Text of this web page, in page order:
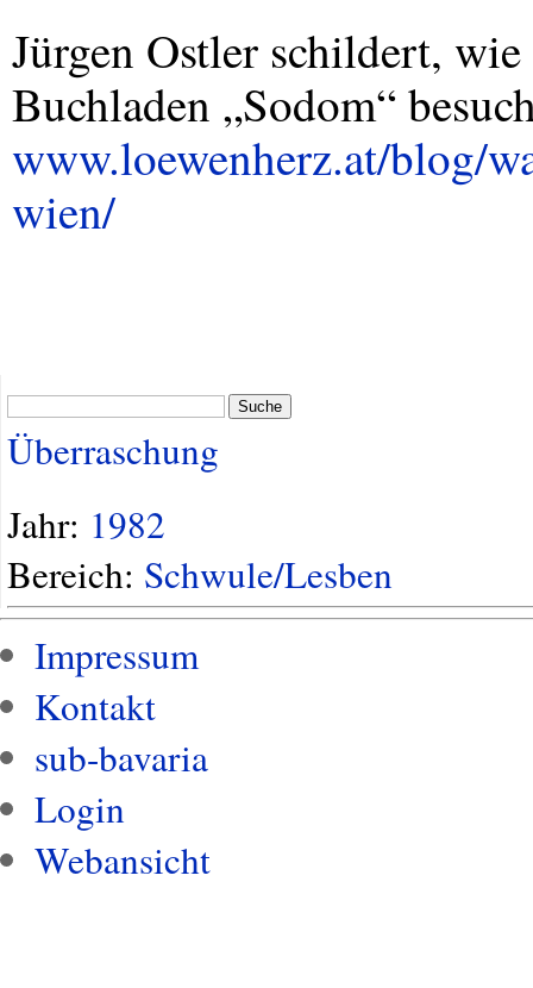
Jürgen Ostler schildert,
Buchladen „Sodom“
www.loewenherz.at/blog/
wien/
Suche
Überraschung
Jahr: 1982
Bereich: Schwule/Lesben
Impressum
Kontakt
sub-bavaria
Login
Webansicht